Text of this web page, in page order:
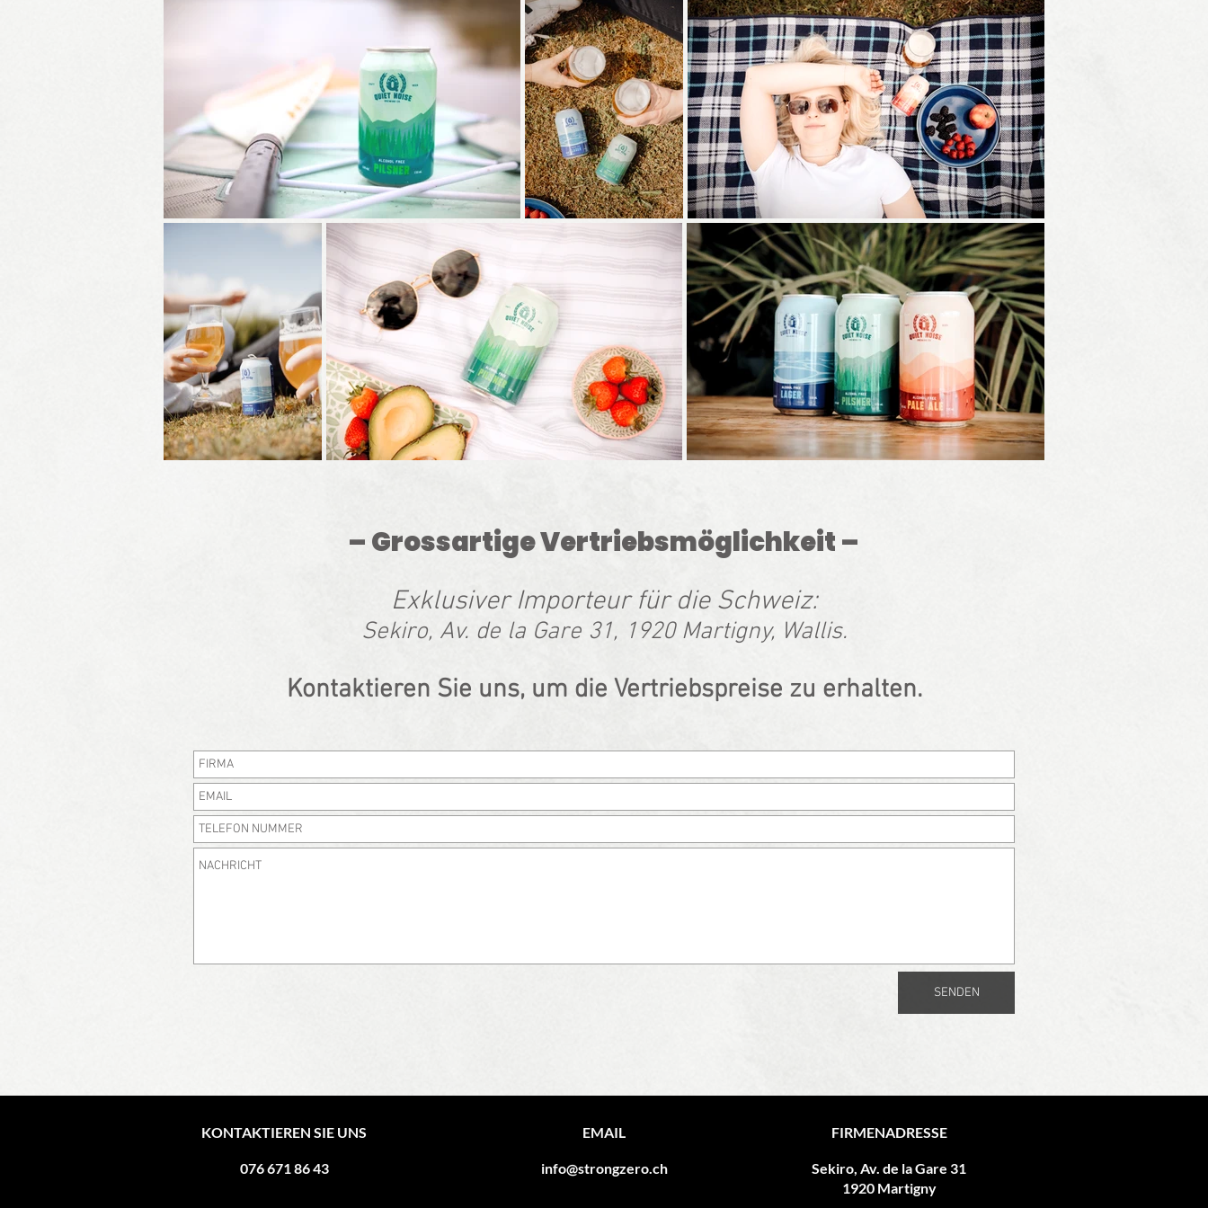
– Grossartige Vertriebsmöglichkeit –
Exklusiver Importeur für die Schweiz:
Sekiro, Av. de la Gare 31, 1920 Martigny, Wallis.
Kontaktieren Sie uns, um die Vertriebspreise zu erhalten.
SENDEN
KONTAKTIEREN SIE UNS
076 671 86 43
EMAIL
info@strongzero.ch
FIRMENADRESSE
Sekiro, Av. de la Gare 31
1920 Martigny